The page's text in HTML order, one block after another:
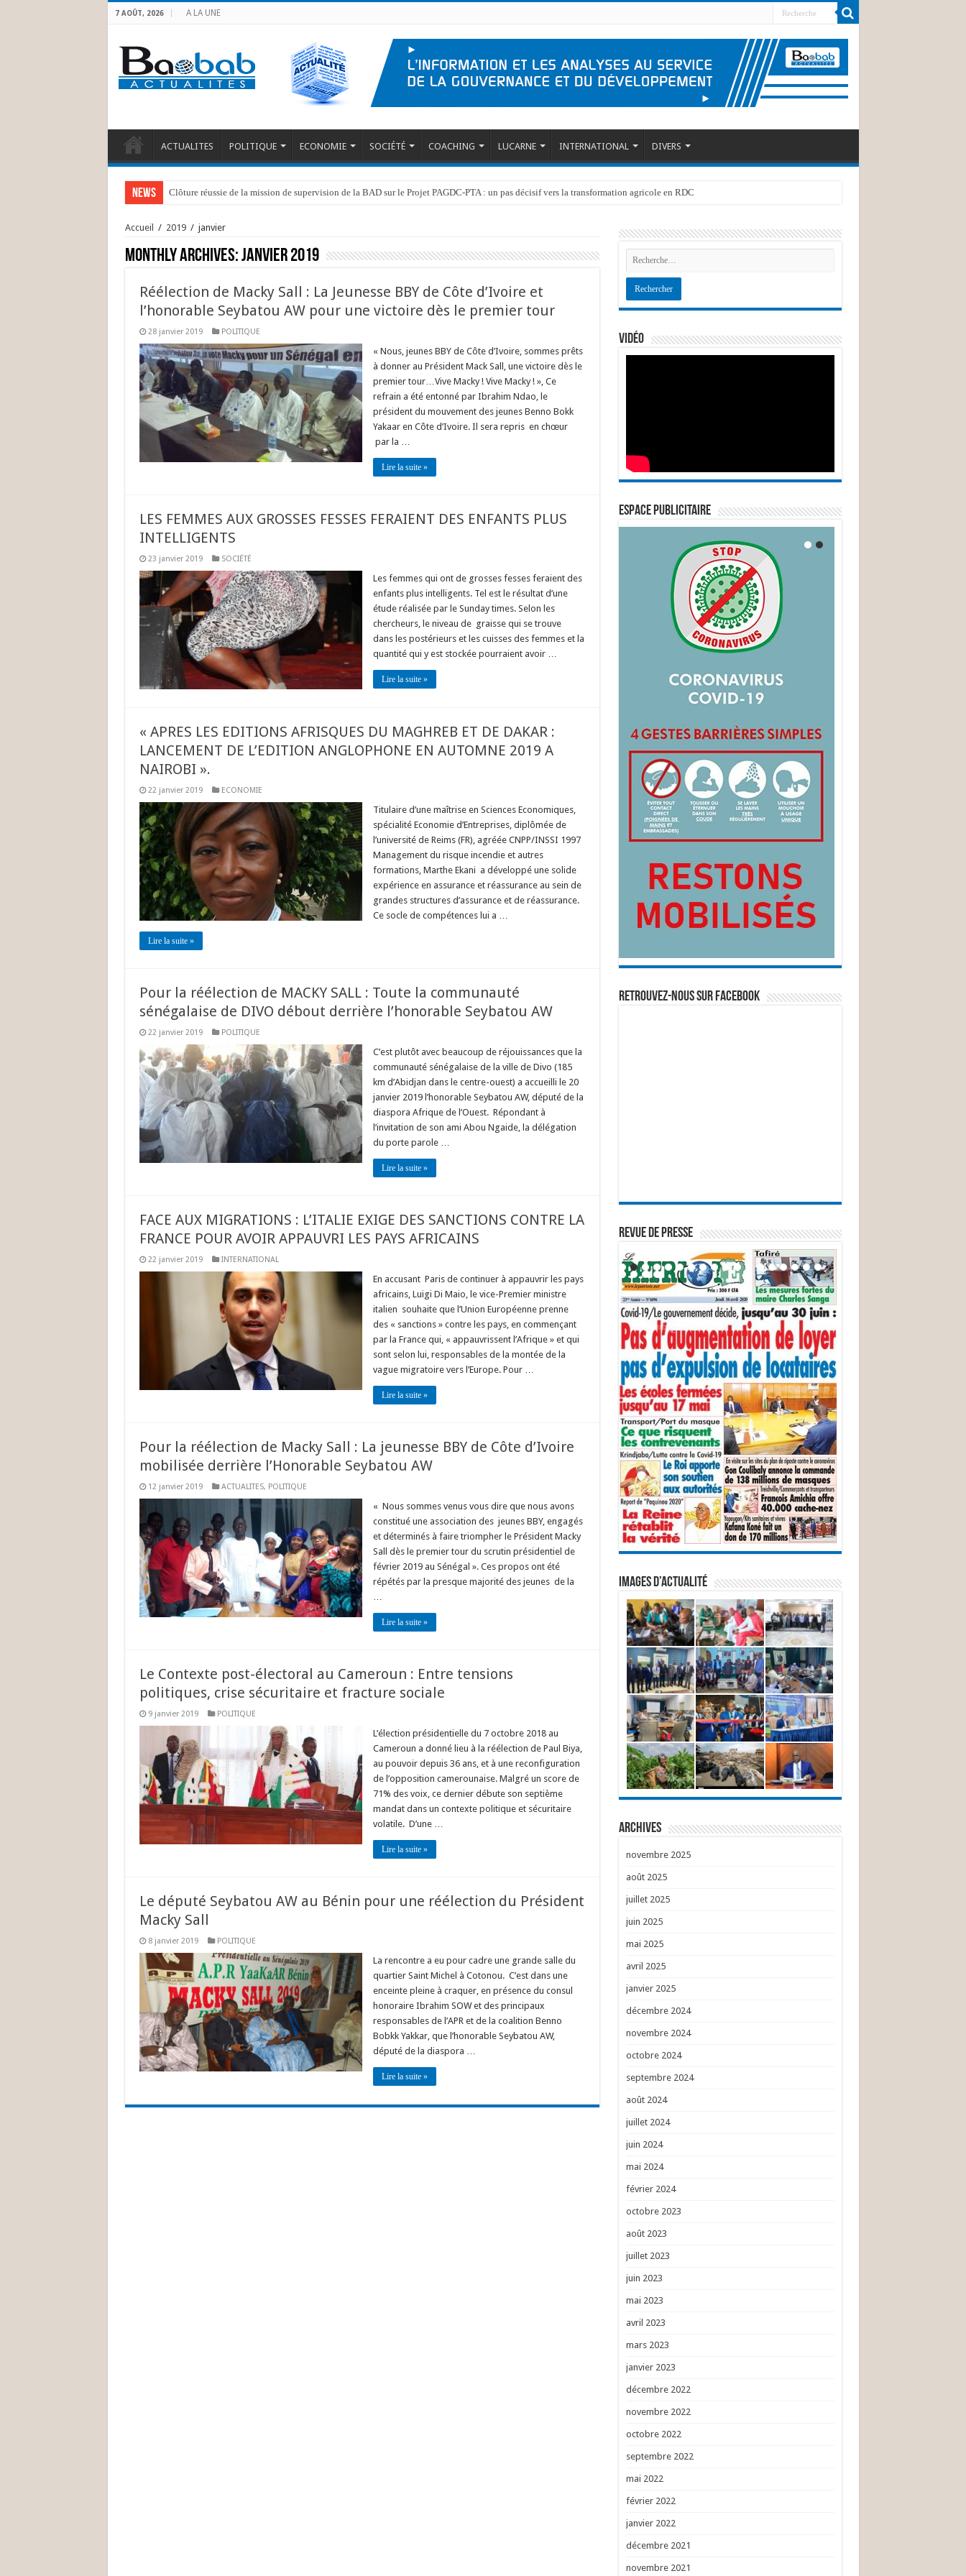
7 AOÛT, 2026 A LA UNE
ACTUALITES POLITIQUE ECONOMIE SOCIÉTÉ COACHING LUCARNE INTERNATIONAL DIVERS
News Clôture réussie de la mission de supervision de la BAD sur le Projet PAGDC-PTA : un pas décisif vers la transformation agricole en RDC
Kongo Central : Indemnisation de 39 personnes affectées par l’emblavement des terres à INERA Gimbi dans le cadre du PADCV-PTA
Accueil / 2019 / janvier
Monthly Archives:janvier 2019
Réélection de Macky Sall : La Jeunesse BBY de Côte d’Ivoire et
l’honorable Seybatou AW pour une victoire dès le premier tour
28 janvier 2019 POLITIQUE
« Nous, jeunes BBY de Côte d’Ivoire, sommes prêts
à donner au Président Mack Sall, une victoire dès le
premier tour…Vive Macky ! Vive Macky ! », Ce
refrain a été entonné par Ibrahim Ndao, le
président du mouvement des jeunes Benno Bokk
Yakaar en Côte d’Ivoire. Il sera repris en chœur
par la …
Lire la suite »
LES FEMMES AUX GROSSES FESSES FERAIENT DES ENFANTS PLUS
INTELLIGENTS
23 janvier 2019 SOCIÉTÉ
Les femmes qui ont de grosses fesses feraient des
enfants plus intelligents. Tel est le résultat d’une
étude réalisée par le Sunday times. Selon les
chercheurs, le niveau de graisse qui se trouve
dans les postérieurs et les cuisses des femmes et la
quantité qui y est stockée pourraient avoir …
Lire la suite »
« APRES LES EDITIONS AFRISQUES DU MAGHREB ET DE DAKAR :
LANCEMENT DE L’EDITION ANGLOPHONE EN AUTOMNE 2019 A
NAIROBI ».
22 janvier 2019 ECONOMIE
Titulaire d’une maîtrise en Sciences Economiques,
spécialité Economie d’Entreprises, diplômée de
l’université de Reims (FR), agréée CNPP/INSSI 1997
Management du risque incendie et autres
formations, Marthe Ekani a développé une solide
expérience en assurance et réassurance au sein de
grandes structures d’assurance et de réassurance.
Ce socle de compétences lui a …
Lire la suite »
Pour la réélection de MACKY SALL : Toute la communauté
sénégalaise de DIVO débout derrière l’honorable Seybatou AW
22 janvier 2019 POLITIQUE
C’est plutôt avec beaucoup de réjouissances que la
communauté sénégalaise de la ville de Divo (185
km d’Abidjan dans le centre-ouest) a accueilli le 20
janvier 2019 l’honorable Seybatou AW, député de la
diaspora Afrique de l’Ouest. Répondant à
l’invitation de son ami Abou Ngaide, la délégation
du porte parole …
Lire la suite »
FACE AUX MIGRATIONS : L’ITALIE EXIGE DES SANCTIONS CONTRE LA
FRANCE POUR AVOIR APPAUVRI LES PAYS AFRICAINS
22 janvier 2019 INTERNATIONAL
En accusant Paris de continuer à appauvrir les pays
africains, Luigi Di Maio, le vice-Premier ministre
italien souhaite que l’Union Européenne prenne
des « sanctions » contre les pays, en commençant
par la France qui, « appauvrissent l’Afrique » et qui
sont selon lui, responsables de la montée de la
vague migratoire vers l’Europe. Pour …
Lire la suite »
Pour la réélection de Macky Sall : La jeunesse BBY de Côte d’Ivoire
mobilisée derrière l’Honorable Seybatou AW
12 janvier 2019 ACTUALITES, POLITIQUE
« Nous sommes venus vous dire que nous avons
constitué une association des jeunes BBY, engagés
et déterminés à faire triompher le Président Macky
Sall dès le premier tour du scrutin présidentiel de
février 2019 au Sénégal ». Ces propos ont été
répétés par la presque majorité des jeunes de la
…
Lire la suite »
Le Contexte post-électoral au Cameroun : Entre tensions
politiques, crise sécuritaire et fracture sociale
9 janvier 2019 POLITIQUE
L’élection présidentielle du 7 octobre 2018 au
Cameroun a donné lieu à la réélection de Paul Biya,
au pouvoir depuis 36 ans, et à une reconfiguration
de l’opposition camerounaise. Malgré un score de
71% des voix, ce dernier débute son septième
mandat dans un contexte politique et sécuritaire
volatile. D’une …
Lire la suite »
Le député Seybatou AW au Bénin pour une réélection du Président
Macky Sall
8 janvier 2019 POLITIQUE
La rencontre a eu pour cadre une grande salle du
quartier Saint Michel à Cotonou. C’est dans une
enceinte pleine à craquer, en présence du consul
honoraire Ibrahim SOW et des principaux
responsables de l’APR et de la coalition Benno
Bobkk Yakkar, que l’honorable Seybatou AW,
député de la diaspora …
Lire la suite »
Vidéo
ESPACE PUBLICITAIRE
Retrouvez-nous sur Facebook
REVUE DE PRESSE
IMAGES D’ACTUALITÉ
Archives
novembre 2025
août 2025
juillet 2025
juin 2025
mai 2025
avril 2025
janvier 2025
décembre 2024
novembre 2024
octobre 2024
septembre 2024
août 2024
juillet 2024
juin 2024
mai 2024
février 2024
octobre 2023
août 2023
juillet 2023
juin 2023
mai 2023
avril 2023
mars 2023
janvier 2023
décembre 2022
novembre 2022
octobre 2022
septembre 2022
mai 2022
février 2022
janvier 2022
décembre 2021
novembre 2021